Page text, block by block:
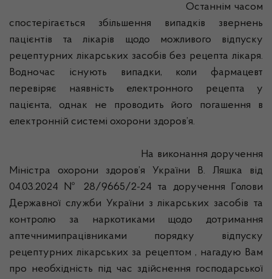
Останнім часом
спостерігається збільшення випадків звернень
пацієнтів та лікарів щодо можливого відпуску
рецептурних лікарських засобів без рецепта лікаря.
Водночас існують випадки, коли фармацевт
перевіряє наявність електронного рецепта у
пацієнта, однак не проводить його погашення в
електронній системі охорони здоров’я.
На виконання доручення
Міністра охорони здоров’я України В. Ляшка від
04.03.2024 № 28/9665/2-24 та доручення Голови
Державної служби України з лікарських засобів та
контролю за наркотиками щодо дотримання
аптечнимипрацівниками порядку відпуску
рецептурних лікарських за рецептом , нагадую Вам
про необхідність під час здійснення господарської